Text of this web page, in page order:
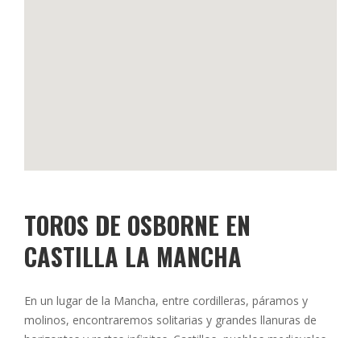
TOROS DE OSBORNE EN
CASTILLA LA MANCHA
En un lugar de la Mancha, entre cordilleras, páramos y
molinos, encontraremos solitarias y grandes llanuras de